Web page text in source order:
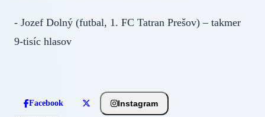
- Jozef Dolný (futbal, 1. FC Tatran Prešov) – takmer
9-tisíc hlasov
Facebook Instagram